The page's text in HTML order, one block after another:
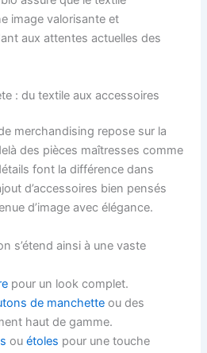
image valorisante et
aux attentes actuelles des
: du textile aux accessoires
merchandising repose sur la
des pièces maîtresses comme
font la différence dans
d’accessoires bien pensés
d’image avec élégance.
s’étend ainsi à une vaste
pour un look complet.
de manchette ou des
haut de gamme.
ouétoles pour une touche